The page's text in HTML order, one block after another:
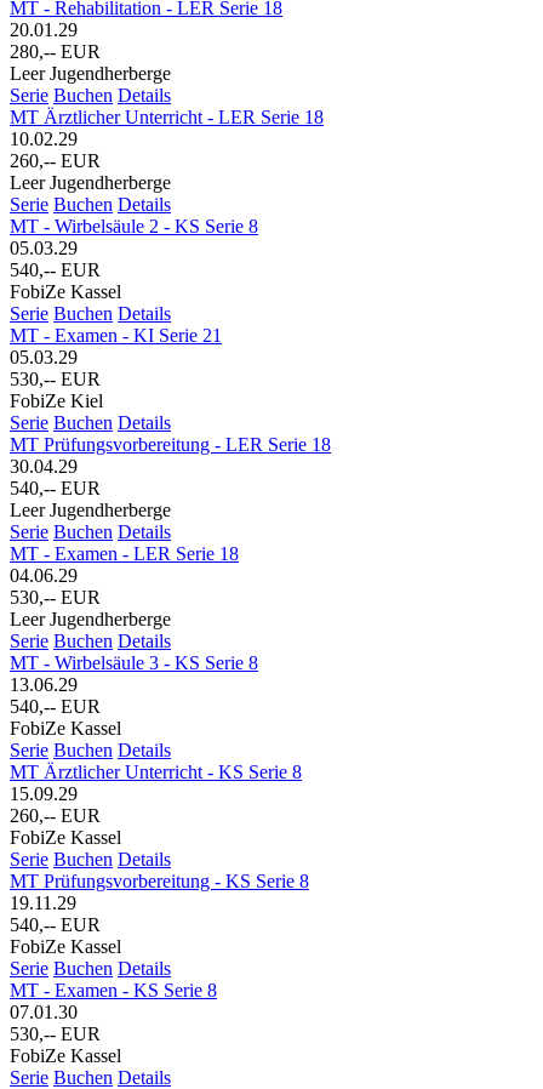
MT - Rehabilitation - LER Serie 18
20.01.29
280,-- EUR
Leer Jugendherberge
Serie Buchen Details
MT Ärztlicher Unterricht - LER Serie 18
10.02.29
260,-- EUR
Leer Jugendherberge
Serie Buchen Details
MT - Wirbelsäule 2 - KS Serie 8
05.03.29
540,-- EUR
FobiZe Kassel
Serie Buchen Details
MT - Examen - KI Serie 21
05.03.29
530,-- EUR
FobiZe Kiel
Serie Buchen Details
MT Prüfungsvorbereitung - LER Serie 18
30.04.29
540,-- EUR
Leer Jugendherberge
Serie Buchen Details
MT - Examen - LER Serie 18
04.06.29
530,-- EUR
Leer Jugendherberge
Serie Buchen Details
MT - Wirbelsäule 3 - KS Serie 8
13.06.29
540,-- EUR
FobiZe Kassel
Serie Buchen Details
MT Ärztlicher Unterricht - KS Serie 8
15.09.29
260,-- EUR
FobiZe Kassel
Serie Buchen Details
MT Prüfungsvorbereitung - KS Serie 8
19.11.29
540,-- EUR
FobiZe Kassel
Serie Buchen Details
MT - Examen - KS Serie 8
07.01.30
530,-- EUR
FobiZe Kassel
Serie Buchen Details